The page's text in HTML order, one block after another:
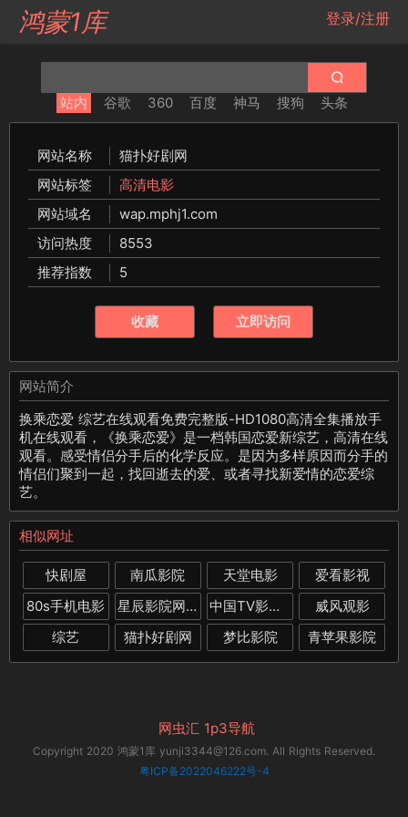
鸿蒙1库 登录/注册
站内 谷歌 360 百度 神马 搜狗 头条
网站名称
猫扑好剧网
网站标签
高清电影
网站域名
wap.mphj1.com
访问热度
8553
推荐指数
5
收藏 立即访问
网站简介
换乘恋爱 综艺在线观看免费完整版-HD1080高清全集播放手
机在线观看，《换乘恋爱》是一档韩国恋爱新综艺，高清在线
观看。感受情侣分手后的化学反应。是因为多样原因而分手的
情侣们聚到一起，找回逝去的爱、或者寻找新爱情的恋爱综
艺。
相似网址
快剧屋 南瓜影院 天堂电影
爱看影视
80s手机电影
星辰影院网站 中国TV影视大全网
威风观影
综艺
猫扑好剧网 梦比影院 青苹果影院
网虫汇 1p3导航
Copyright 2020 鸿蒙1库 yunji3344@126.com. All Rights Reserved.
粤ICP备2022046222号-4